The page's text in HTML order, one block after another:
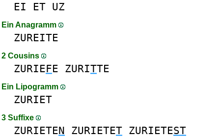
EI ET UZ
Ein Anagramm
ZUREITE
2 Cousins
ZURIEFE ZURITTE
Ein Lipogramm
ZURIET
3 Suffixe
ZURIETEN ZURIETET ZURIETEST